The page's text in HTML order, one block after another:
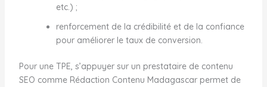
etc.) ;
renforcement de la crédibilité et de la confiance
pour améliorer le taux de conversion.
Pour une TPE, s’appuyer sur un prestataire de contenu
SEO comme Rédaction Contenu Madagascar permet de